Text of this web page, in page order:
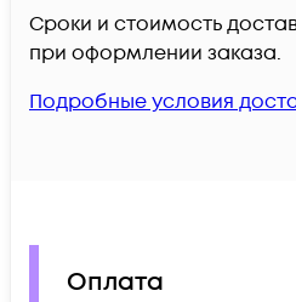
Сроки и стоимость
при оформлении заказа.
Подробные условия
Оплата